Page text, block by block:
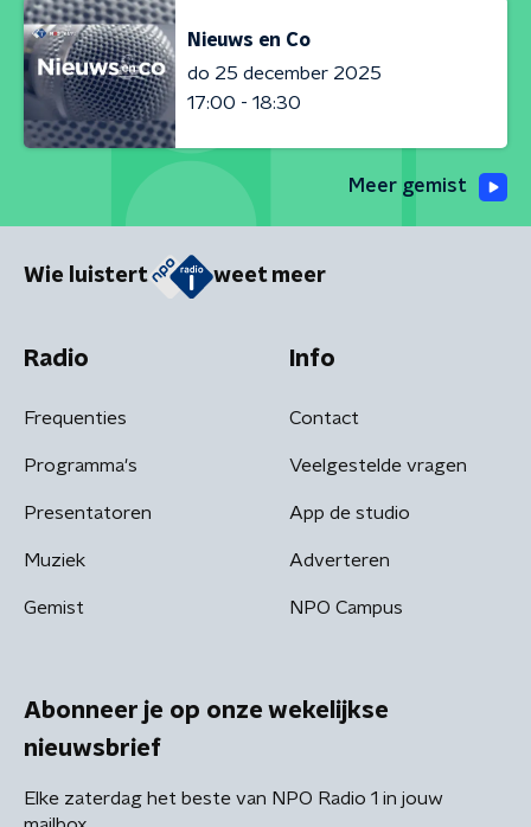
Nieuws en Co
do 25 december 2025
17:00 - 18:30
Meer gemist
Wie luistert weet meer
Radio
Frequenties
Programma's
Presentatoren
Muziek
Gemist
Info
Contact
Veelgestelde vragen
App de studio
Adverteren
NPO Campus
Abonneer je op onze wekelijkse
nieuwsbrief
Elke zaterdag het beste van NPO Radio 1 in jouw